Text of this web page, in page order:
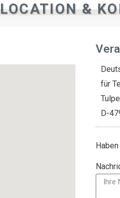
LOCATION &
für
D-